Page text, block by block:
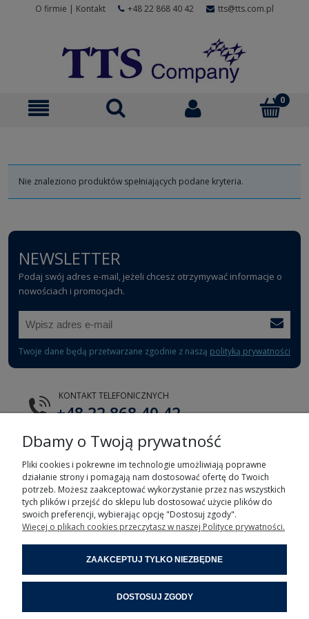
O firmie | Kontakt +48 22 868 40 42 tts@tts.com.pl
Nie znaleziono produktów spełniających podane kryteria.
NEWSLETTER
Podaj swój adres e-mail, jeżeli chcesz otrzymywać informacje o
nowościach i promocjach.
Twoje dane będą przetwarzane zgodnie z naszą polityką prywatności
KONTAKT TELEFONICZNYCH
+48 22 868 40 42
E-MAIL
tts@tts.com.pl
POMOC
INFORMACJE
Dbamy o Twoją prywatność
Pliki cookies i pokrewne im technologie umożliwiają poprawne
działanie strony i pomagają nam dostosować ofertę do Twoich
potrzeb. Możesz zaakceptować wykorzystanie przez nas wszystkich
tych plików i przejść do sklepu lub dostosować użycie plików do
swoich preferencji, wybierając opcję "Dostosuj zgody".
Więcej o plikach cookies przeczytasz w naszej Polityce prywatności.
ZAAKCEPTUJ TYLKO NIEZBĘDNE
DOSTOSUJ ZGODY